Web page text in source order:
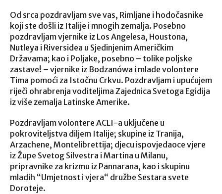
Od srca pozdravljam sve vas, Rimljane i hodočasnike
koji ste došli iz Italije i mnogih zemalja. Posebno
pozdravljam vjernike iz Los Angelesa, Houstona,
Nutleya i Riversidea u Sjedinjenim Američkim
Državama; kao i Poljake, posebno – tolike poljske
zastave! – vjernike iz Bodzanówa i mlade volontere
Tima pomoći za Istočnu Crkvu. Pozdravljam i upućujem
riječi ohrabrenja voditeljima Zajednica Svetoga Egidija
iz više zemalja Latinske Amerike.
Pozdravljam volontere ACLI-a uključene u
pokroviteljstva diljem Italije; skupine iz Tranija,
Arzachene, Montelibrettija; djecu ispovjedaoce vjere
iz Župe Svetog Silvestra i Martina u Milanu,
pripravnike za krizmu iz Pannarana, kao i skupinu
mladih “Umjetnost i vjera“ družbe Sestara svete
Doroteje.